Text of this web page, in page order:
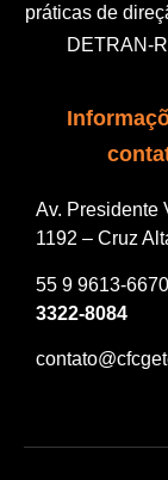
práticas de
DETRAN-
Av. Presidente
1192 – Cruz
55 9 9613-
3322-8084